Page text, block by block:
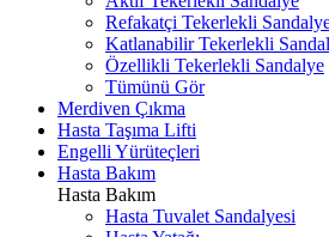
Refakatçi Tekerlekli
Katlanabilir Tekerlekli
Özellikli Tekerlekli Sandalye
Tümünü Gör
Merdiven Çıkma
Hasta Taşıma Lifti
Engelli Yürüteçleri
Hasta Bakım
Hasta Bakım
Hasta Tuvalet Sandalyesi